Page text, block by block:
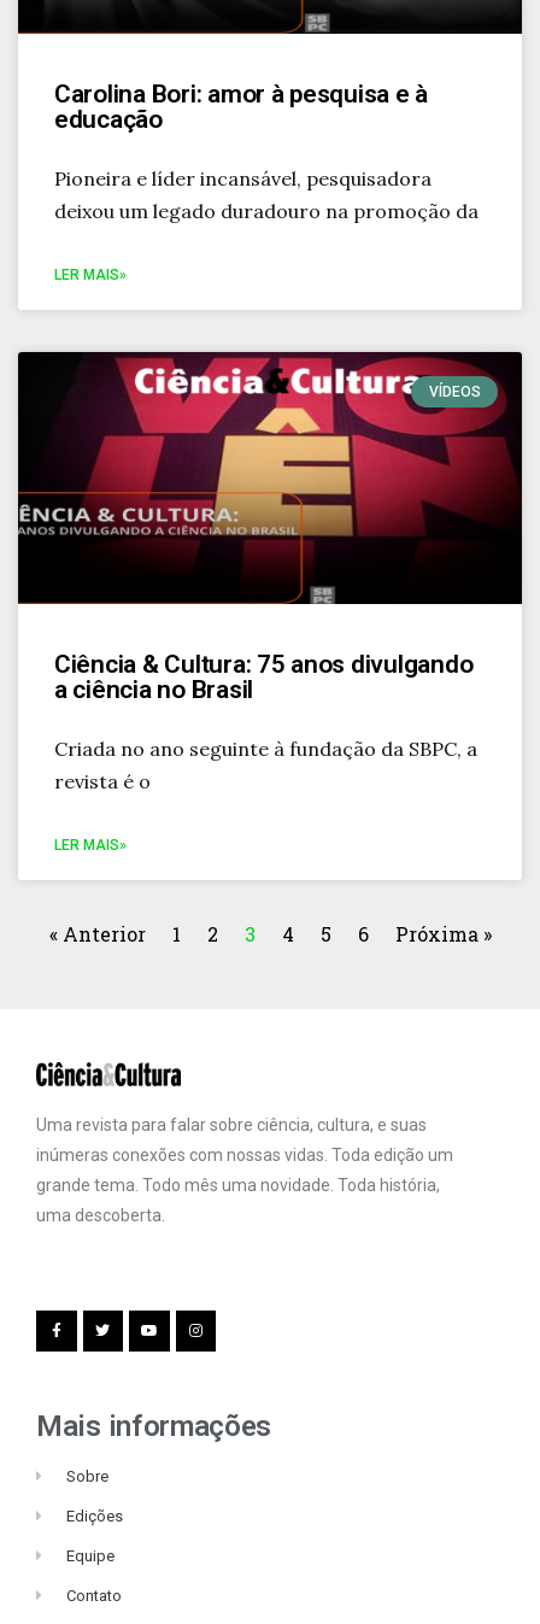
Carolina Bori: amor à pesquisa e à
educação
Pioneira e líder incansável, pesquisadora
deixou um legado duradouro na promoção da
LER MAIS»
VÍDEOS
Ciência & Cultura: 75 anos divulgando
a ciência no Brasil
Criada no ano seguinte à fundação da SBPC, a
revista é o
LER MAIS»
« Anterior 1 2 3 4 5 6 Próxima »
Uma revista para falar sobre ciência, cultura, e suas
inúmeras conexões com nossas vidas. Toda edição um
grande tema. Todo mês uma novidade. Toda história,
uma descoberta.
Mais informações
Sobre
Edições
Equipe
Contato